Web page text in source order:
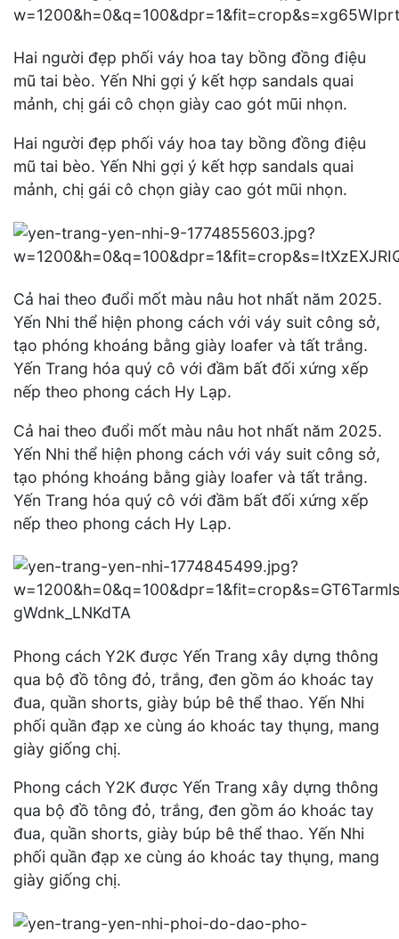
Hai người đẹp phối váy hoa tay bồng đồng điệu
mũ tai bèo. Yến Nhi gợi ý kết hợp sandals quai
mảnh, chị gái cô chọn giày cao gót mũi nhọn.
Hai người đẹp phối váy hoa tay bồng đồng điệu
mũ tai bèo. Yến Nhi gợi ý kết hợp sandals quai
mảnh, chị gái cô chọn giày cao gót mũi nhọn.
Cả hai theo đuổi mốt màu nâu hot nhất năm 2025.
Yến Nhi thể hiện phong cách với váy suit công sở,
tạo phóng khoáng bằng giày loafer và tất trắng.
Yến Trang hóa quý cô với đầm bất đối xứng xếp
nếp theo phong cách Hy Lạp.
Cả hai theo đuổi mốt màu nâu hot nhất năm 2025.
Yến Nhi thể hiện phong cách với váy suit công sở,
tạo phóng khoáng bằng giày loafer và tất trắng.
Yến Trang hóa quý cô với đầm bất đối xứng xếp
nếp theo phong cách Hy Lạp.
Phong cách Y2K được Yến Trang xây dựng thông
qua bộ đồ tông đỏ, trắng, đen gồm áo khoác tay
đua, quần shorts, giày búp bê thể thao. Yến Nhi
phối quần đạp xe cùng áo khoác tay thụng, mang
giày giống chị.
Phong cách Y2K được Yến Trang xây dựng thông
qua bộ đồ tông đỏ, trắng, đen gồm áo khoác tay
đua, quần shorts, giày búp bê thể thao. Yến Nhi
phối quần đạp xe cùng áo khoác tay thụng, mang
giày giống chị.